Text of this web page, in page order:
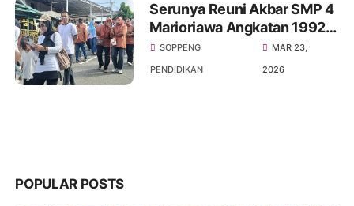
Serunya Reuni Akbar SMP 4
Marioriawa Angkatan 1992-
2022 Gerak jalan
sehat,Senam dan
SOPPENG
PENDIDIKAN
MAR 23,
2026
POPULAR POSTS